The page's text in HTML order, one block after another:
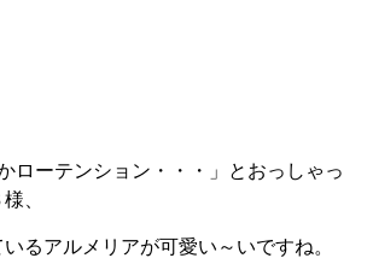
ローテンション・・・」とおっしゃっ
、
るアルメリアが可愛い～いですね。